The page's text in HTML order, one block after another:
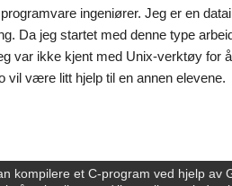
ingeniører. Jeg er en
Da jeg startet med denne type
var ikke kjent med Unix-verktøy for
vil være litt hjelp til en annen elevene.
kompilere et C-program ved hjelp av